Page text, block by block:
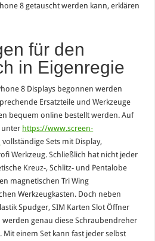
8 getauscht werden kann, erklären
für den
in Eigenregie
8 Displays begonnen werden
Ersatzteile und Werkzeuge
bequem online bestellt werden. Auf
unter https://www.screen-
vollständige Sets mit Display,
Werkzeug. Schließlich hat nicht jeder
Kreuz-, Schlitz- und Pentalobe
magnetischen Tri Wing
Werkzeugkasten. Doch neben
Spudger, SIM Karten Slot Öffner
genau diese Schraubendreher
einem Set kann fast jeder selbst